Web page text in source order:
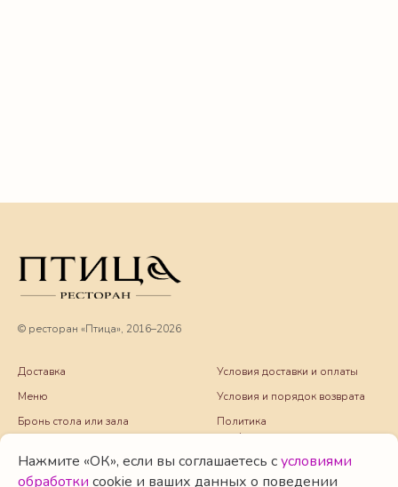
Нажмите «ОК», если вы соглашаетесь сусловиями
обработки cookie и ваших данных о поведении
© ресторан «Птица», 2016–2026
Доставка
Меню
Бронь стола или зала
Условия доставки и оплаты
Условия и порядок возврата
Политика
конфиденциальности
Юридические документы